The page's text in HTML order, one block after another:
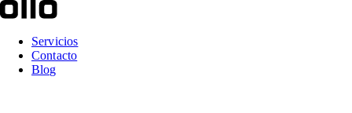
Servicios
Contacto
Blog